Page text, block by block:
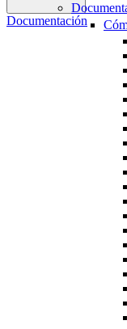
Documentación